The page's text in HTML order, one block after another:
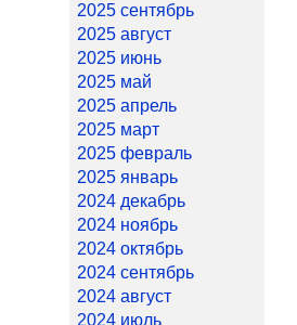
2025 сентябрь
2025 август
2025 июнь
2025 май
2025 апрель
2025 март
2025 февраль
2025 январь
2024 декабрь
2024 ноябрь
2024 октябрь
2024 сентябрь
2024 август
2024 июль